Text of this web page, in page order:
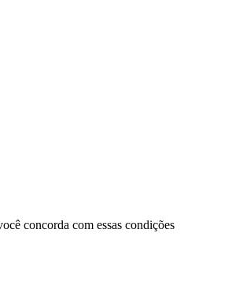
concorda com essas condições